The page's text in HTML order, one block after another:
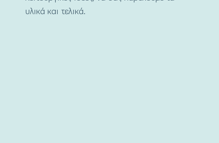
υλικά και τελικά.